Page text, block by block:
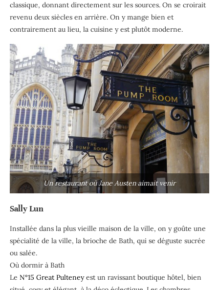
classique, donnant directement sur les sources. On se croirait
revenu deux siècles en arrière. On y mange bien et
contrairement au lieu, la cuisine y est plutôt moderne.
Un restaurant où Jane Austen aimait venir
Sally Lun
Installée dans la plus vieille maison de la ville, on y goûte une
spécialité de la ville, la brioche de Bath, qui se déguste sucrée
ou salée.
Où dormir à Bath
Le N°15 Great Pulteneyest un ravissant boutique hôtel, bien